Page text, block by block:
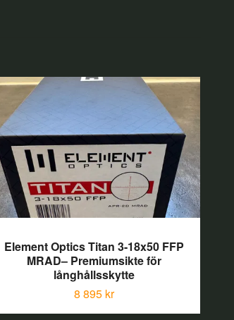
Element Optics Titan 3-18x50 FFP
MRAD– Premiumsikte för
långhållsskytte
8 895 kr